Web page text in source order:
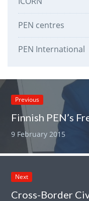
PEN centres
PEN International
Previous
9 February 2015
Next
Cross-Border